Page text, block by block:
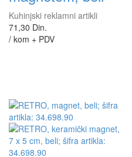
Kuhinjski reklamni artikli
71,30 Din.
/ kom + PDV